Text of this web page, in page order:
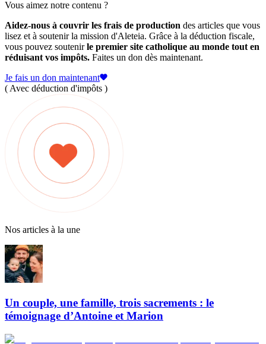
Vous aimez notre contenu ?
Aidez-nous à couvrir les frais de production des articles que vous
lisez et à soutenir la mission d'Aleteia. Grâce à la déduction fiscale,
vous pouvez soutenirle premier site catholique au monde tout en
réduisant vos impôts. Faites un don dès maintenant.
Je fais un don maintenant
( Avec déduction d'impôts )
Nos articles à la une
Un couple, une famille, trois sacrements : le
témoignage d’Antoine et Marion